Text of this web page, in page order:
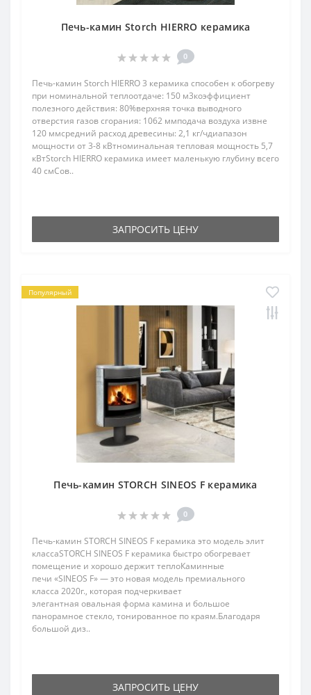
Печь-камин Storch HIERRO керамика
0
Печь-камин Storch HIERRO 3 керамика способен к обогреву
при номинальной теплоотдаче: 150 м3коэффициент
полезного действия: 80%верхняя точка выводного
отверстия газов сгорания: 1062 ммподача воздуха извне
120 ммсредний расход древесины: 2,1 кг/чдиапазон
мощности от 3-8 кВтноминальная тепловая мощность 5,7
кВтStorch HIERRO керамика имеет маленькую глубину всего
40 смСов..
ЗАПРОСИТЬ ЦЕНУ
Популярный
Печь-камин STORCH SINEOS F керамика
0
Печь-камин STORCH SINEOS F керамика это модель элит
классаSTORCH SINEOS F керамика быстро обогревает
помещение и хорошо держит теплоКаминные
печи «SINEOS F» — это новая модель премиального
класса 2020г., которая подчеркивает
элегантная овальная форма камина и большое
панорамное стекло, тонированное по краям.Благодаря
большой диз..
ЗАПРОСИТЬ ЦЕНУ